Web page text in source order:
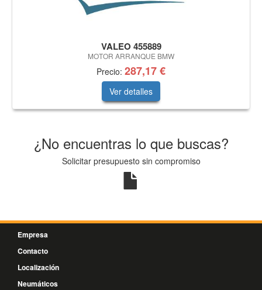
VALEO 455889
MOTOR ARRANQUE BMW
Precio: 287,17 €
Ver detalles
¿No encuentras lo que buscas?
Solicitar presupuesto sin compromiso
Empresa
Contacto
Localización
Neumáticos